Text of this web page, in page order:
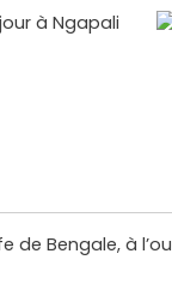
Bengale, à